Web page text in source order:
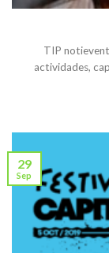
TIP
actividades,
29
Sep